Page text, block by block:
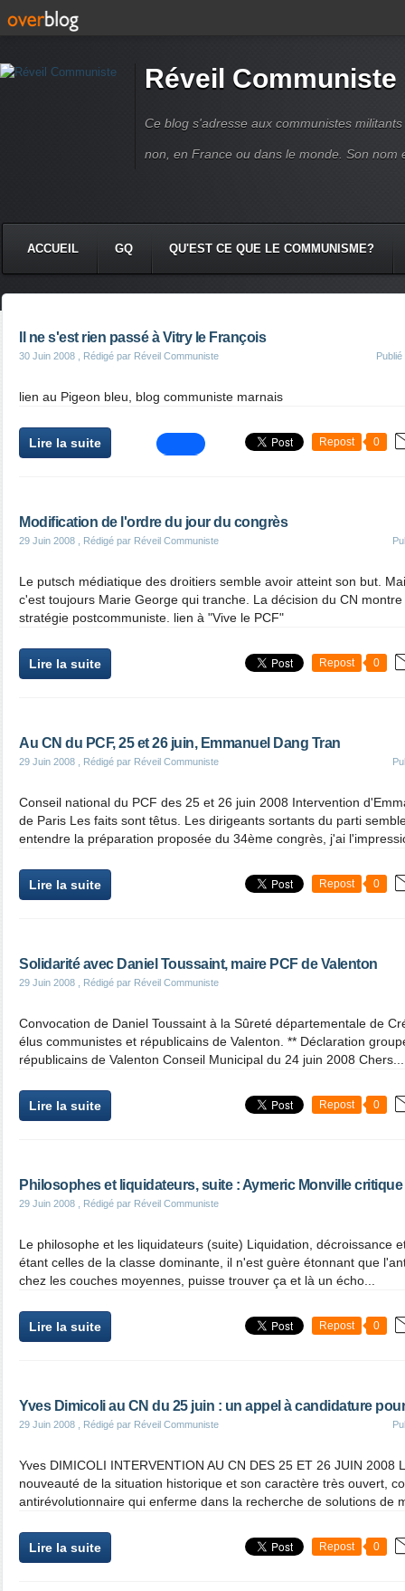
Réveil Communiste
Ce blog s'adresse aux communistes
non, en France ou dans le monde. Son nom
ACCUEIL GQ QU'EST CE QUE LE COMMUNISME?
Il ne s'est rien passé à Vitry le François
30 Juin 2008 , Rédigé par Réveil Communiste
lien au Pigeon bleu, blog communiste marnais
Lire la suite Repost 0
Modification de l'ordre du jour du congrès
29 Juin 2008 , Rédigé par Réveil Communiste
Le putsch médiatique des droitiers semble avoir atteint son but.
c'est toujours Marie George qui tranche. La décision du CN
stratégie postcommuniste. lien à "Vive le PCF"
Lire la suite Repost 0
Au CN du PCF, 25 et 26 juin, Emmanuel Dang Tran
29 Juin 2008 , Rédigé par Réveil Communiste
Conseil national du PCF des 25 et 26 juin 2008 Intervention
de Paris Les faits sont têtus. Les dirigeants sortants du parti
entendre la préparation proposée du 34ème congrès, j'ai
Lire la suite Repost 0
Solidarité avec Daniel Toussaint, maire PCF de Valenton
29 Juin 2008 , Rédigé par Réveil Communiste
Convocation de Daniel Toussaint à la Sûreté départementale de
élus communistes et républicains de Valenton. ** Déclaration
républicains de Valenton Conseil Municipal du 24 juin 2008 Chers...
Lire la suite Repost 0
Philosophes et liquidateurs, suite : Aymeric Monville critique
29 Juin 2008 , Rédigé par Réveil Communiste
Le philosophe et les liquidateurs (suite) Liquidation, décroissance
étant celles de la classe dominante, il n'est guère étonnant que
chez les couches moyennes, puisse trouver ça et là un écho...
Lire la suite Repost 0
Yves Dimicoli au CN du 25 juin : un appel à candidature pour
29 Juin 2008 , Rédigé par Réveil Communiste
Yves DIMICOLI INTERVENTION AU CN DES 25 ET 26 JUIN 2008
nouveauté de la situation historique et son caractère très ouvert,
antirévolutionnaire qui enferme dans la recherche de solutions de
Lire la suite Repost 0